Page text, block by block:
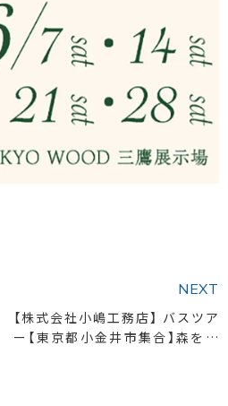
NEXT
【株式会社小嶋工務店】 バスツア
ー【東京都小金井市集合】森をみ